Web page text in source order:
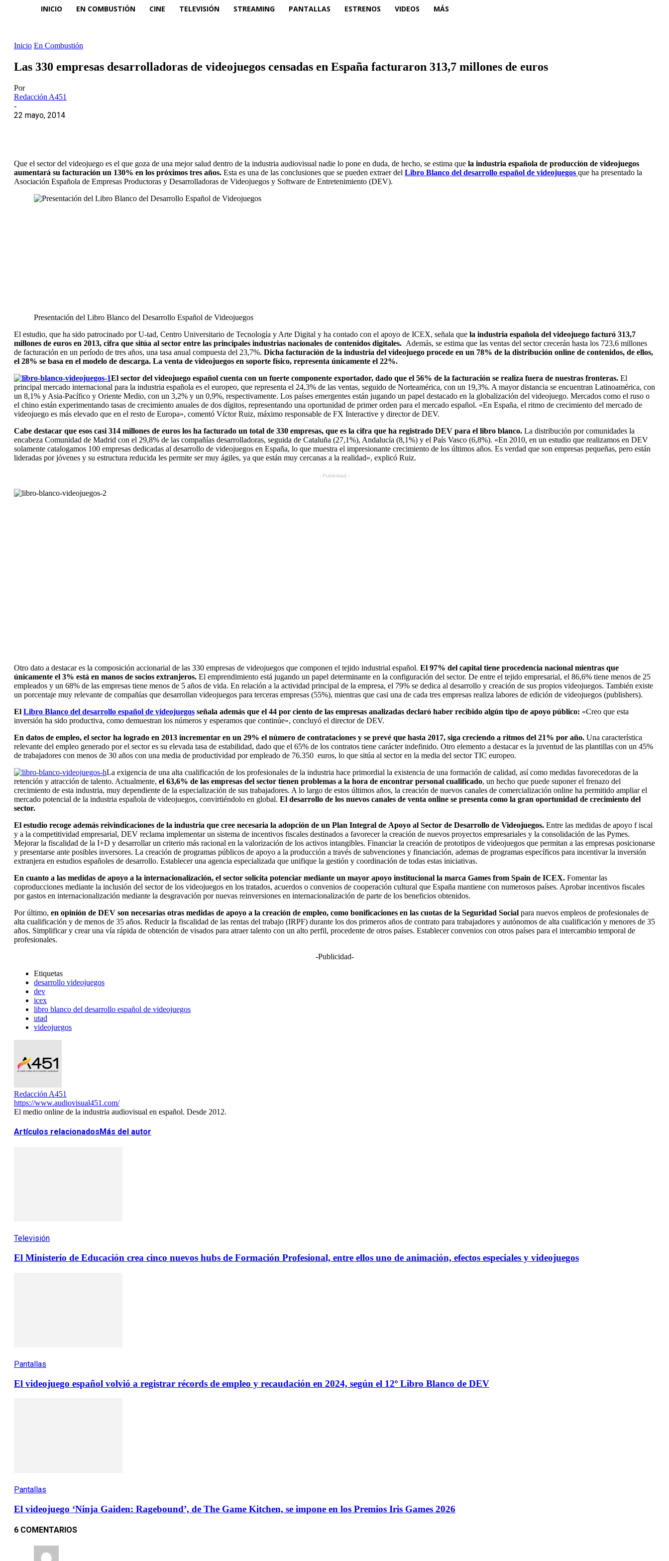
INICIO EN COMBUSTIÓN CINE TELEVISIÓN STREAMING PANTALLAS ESTRENOS VIDEOS MÁS
Inicio En Combustión
Las 330 empresas desarrolladoras de videojuegos censadas en España facturaron 313,7 millones de euros
Por
Redacción A451
-
22 mayo, 2014
Que el sector del videojuego es el que goza de una mejor salud dentro de la industria audiovisual nadie lo pone en duda, de hecho, se estima que la industria española de producción de videojuegos
aumentará su facturación un 130% en los próximos tres años. Esta es una de las conclusiones que se pueden extraer del Libro Blanco del desarrollo español de videojuegos que ha presentado la
Asociación Española de Empresas Productoras y Desarrolladoras de Videojuegos y Software de Entretenimiento (DEV).
Presentación del Libro Blanco del Desarrollo Español de Videojuegos
El estudio, que ha sido patrocinado por U-tad, Centro Universitario de Tecnología y Arte Digital y ha contado con el apoyo de ICEX, señala que la industria española del videojuego facturó 313,7
millones de euros en 2013, cifra que sitúa al sector entre las principales industrias nacionales de contenidos digitales. Además, se estima que las ventas del sector crecerán hasta los 723,6 millones
de facturación en un período de tres años, una tasa anual compuesta del 23,7%. Dicha facturación de la industria del videojuego procede en un 78% de la distribución online de contenidos, de ellos,
el 28% se basa en el modelo de descarga. La venta de videojuegos en soporte físico, representa únicamente el 22%.
El sector del videojuego español cuenta con un fuerte componente exportador, dado que el 56% de la facturación se realiza fuera de nuestras fronteras. El
principal mercado internacional para la industria española es el europeo, que representa el 24,3% de las ventas, seguido de Norteamérica, con un 19,3%. A mayor distancia se encuentran Latinoamérica, con
un 8,1% y Asia-Pacífico y Oriente Medio, con un 3,2% y un 0,9%, respectivamente. Los países emergentes están jugando un papel destacado en la globalización del videojuego. Mercados como el ruso o
el chino están experimentando tasas de crecimiento anuales de dos dígitos, representando una oportunidad de primer orden para el mercado español. «En España, el ritmo de crecimiento del mercado de
videojuego es más elevado que en el resto de Europa», comentó Víctor Ruiz, máximo responsable de FX Interactive y director de DEV.
Cabe destacar que esos casi 314 millones de euros los ha facturado un total de 330 empresas, que es la cifra que ha registrado DEV para el libro blanco. La distribución por comunidades la
encabeza Comunidad de Madrid con el 29,8% de las compañías desarrolladoras, seguida de Cataluña (27,1%), Andalucía (8,1%) y el País Vasco (6,8%). «En 2010, en un estudio que realizamos en DEV
solamente catalogamos 100 empresas dedicadas al desarrollo de videojuegos en España, lo que muestra el impresionante crecimiento de los últimos años. Es verdad que son empresas pequeñas, pero están
lideradas por jóvenes y su estructura reducida les permite ser muy ágiles, ya que están muy cercanas a la realidad», explicó Ruiz.
- Publicidad -
Otro dato a destacar es la composición accionarial de las 330 empresas de videojuegos que componen el tejido industrial español. El 97% del capital tiene procedencia nacional mientras que
únicamente el 3% está en manos de socios extranjeros. El emprendimiento está jugando un papel determinante en la configuración del sector. De entre el tejido empresarial, el 86,6% tiene menos de 25
empleados y un 68% de las empresas tiene menos de 5 años de vida. En relación a la actividad principal de la empresa, el 79% se dedica al desarrollo y creación de sus propios videojuegos. También existe
un porcentaje muy relevante de compañías que desarrollan videojuegos para terceras empresas (55%), mientras que casi una de cada tres empresas realiza labores de edición de videojuegos (publishers).
El Libro Blanco del desarrollo español de videojuegos señala además que el 44 por ciento de las empresas analizadas declaró haber recibido algún tipo de apoyo público: «Creo que esta
inversión ha sido productiva, como demuestran los números y esperamos que continúe», concluyó el director de DEV.
En datos de empleo, el sector ha logrado en 2013 incrementar en un 29% el número de contrataciones y se prevé que hasta 2017, siga creciendo a ritmos del 21% por año. Una característica
relevante del empleo generado por el sector es su elevada tasa de estabilidad, dado que el 65% de los contratos tiene carácter indefinido. Otro elemento a destacar es la juventud de las plantillas con un 45%
de trabajadores con menos de 30 años con una media de productividad por empleado de 76.350 euros, lo que sitúa al sector en la media del sector TIC europeo.
La exigencia de una alta cualificación de los profesionales de la industria hace primordial la existencia de una formación de calidad, así como medidas favorecedoras de la
retención y atracción de talento. Actualmente, el 63,6% de las empresas del sector tienen problemas a la hora de encontrar personal cualificado, un hecho que puede suponer el frenazo del
crecimiento de esta industria, muy dependiente de la especialización de sus trabajadores. A lo largo de estos últimos años, la creación de nuevos canales de comercialización online ha permitido ampliar el
mercado potencial de la industria española de videojuegos, convirtiéndolo en global. El desarrollo de los nuevos canales de venta online se presenta como la gran oportunidad de crecimiento del
sector.
El estudio recoge además reivindicaciones de la industria que cree necesaria la adopción de un Plan Integral de Apoyo al Sector de Desarrollo de Videojuegos. Entre las medidas de apoyo f iscal
y a la competitividad empresarial, DEV reclama implementar un sistema de incentivos fiscales destinados a favorecer la creación de nuevos proyectos empresariales y la consolidación de las Pymes.
Mejorar la fiscalidad de la I+D y desarrollar un criterio más racional en la valorización de los activos intangibles. Financiar la creación de prototipos de videojuegos que permitan a las empresas posicionarse
y presentarse ante posibles inversores. La creación de programas públicos de apoyo a la producción a través de subvenciones y financiación, ademas de programas específicos para incentivar la inversión
extranjera en estudios españoles de desarrollo. Establecer una agencia especializada que unifique la gestión y coordinación de todas estas iniciativas.
En cuanto a las medidas de apoyo a la internacionalización, el sector solicita potenciar mediante un mayor apoyo institucional la marca Games from Spain de ICEX. Fomentar las
coproducciones mediante la inclusión del sector de los videojuegos en los tratados, acuerdos o convenios de cooperación cultural que España mantiene con numerosos países. Aprobar incentivos fiscales
por gastos en internacionalización mediante la desgravación por nuevas reinversiones en internacionalización de parte de los beneficios obtenidos.
Por último, en opinión de DEV son necesarias otras medidas de apoyo a la creación de empleo, como bonificaciones en las cuotas de la Seguridad Social para nuevos empleos de profesionales de
alta cualificación y de menos de 35 años. Reducir la fiscalidad de las rentas del trabajo (IRPF) durante los dos primeros años de contrato para trabajadores y autónomos de alta cualificación y menores de 35
años. Simplificar y crear una vía rápida de obtención de visados para atraer talento con un alto perfil, procedente de otros países. Establecer convenios con otros países para el intercambio temporal de
profesionales.
-Publicidad-
Etiquetas
desarrollo videojuegos
dev
icex
libro blanco del desarrollo español de videojuegos
utad
videojuegos
Redacción A451
https://www.audiovisual451.com/
El medio online de la industria audiovisual en español. Desde 2012.
Artículos relacionadosMás del autor
Televisión
El Ministerio de Educación crea cinco nuevos hubs de Formación Profesional, entre ellos uno de animación, efectos especiales y videojuegos
Pantallas
El videojuego español volvió a registrar récords de empleo y recaudación en 2024, según el 12º Libro Blanco de DEV
Pantallas
El videojuego ‘Ninja Gaiden: Ragebound’, de The Game Kitchen, se impone en los Premios Iris Games 2026
6 COMENTARIOS